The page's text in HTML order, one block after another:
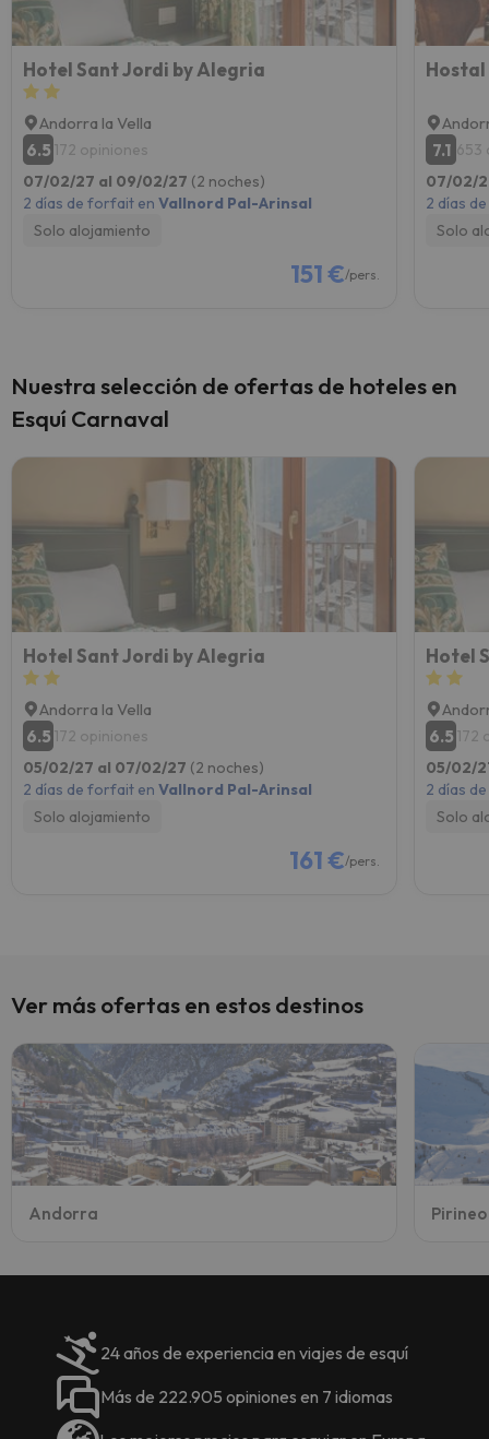
Hotel Sant Jordi by Alegria
Andorra la Vella
6.5 172 opiniones
07/02/27 al 09/02/27 (2 noches)
2 días de forfait en Vallnord Pal-Arinsal
Solo alojamiento
151 €/pers.
Hostal
7.1 653
07/02/
2 días
Solo
Nuestra selección de ofertas de hoteles en
Esquí Carnaval
Hotel Sant Jordi by Alegria
Andorra la Vella
6.5 172 opiniones
05/02/27 al 07/02/27 (2 noches)
2 días de forfait en Vallnord Pal-Arinsal
Solo alojamiento
161 €/pers.
Hotel
6.5 172
05/02/
2 días
Solo
Ver más ofertas en estos destinos
Andorra
24 años de experiencia en viajes de esquí
Más de 222.905 opiniones en 7 idiomas